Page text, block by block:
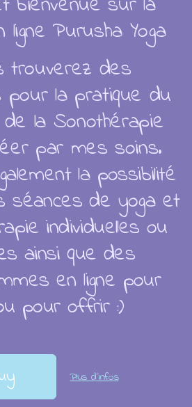
Purusha Yoga
trouverez des
pour la pratique du
la Sonothérapie
par mes soins.
la possibilité
séances de yoga et
individuelles ou
ainsi que des
en ligne pour
pour offrir :)
Plus d'infos